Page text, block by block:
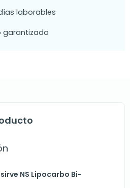
laborables
garantizado
NS Lipocarbo Bi-